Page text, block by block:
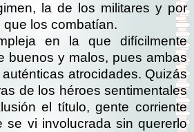
la de los militares y por
los combatían.
en la que difícilmente
buenos y malos, pues ambas
atrocidades. Quizás
de los héroes sentimentales
el título, gente corriente
se vi involucrada sin quererlo